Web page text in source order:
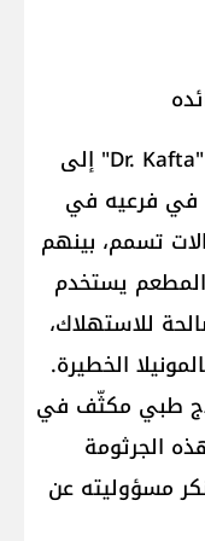
في جبل لبنان، تحوّل اسم مطعم "Dr. Kafta" إلى
في فرعيه في
تسمم، بينهم
المطعم يستخدم
للاستهلاك،
الخطيرة.
طبي مكثّف في
الجرثومة
مسؤوليته عن